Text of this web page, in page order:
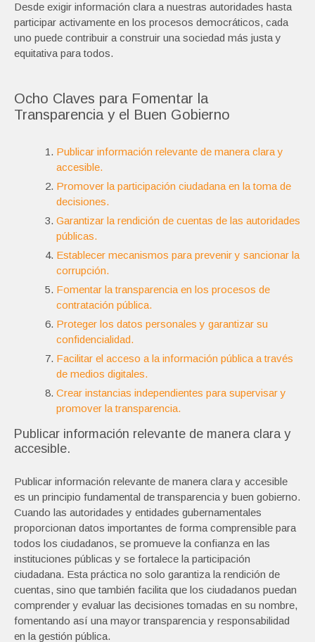
Desde exigir información clara a nuestras autoridades hasta
participar activamente en los procesos democráticos, cada
uno puede contribuir a construir una sociedad más justa y
equitativa para todos.
Ocho Claves para Fomentar la
Transparencia y el Buen Gobierno
Publicar información relevante de manera clara y
accesible.
Promover la participación ciudadana en la toma de
decisiones.
Garantizar la rendición de cuentas de las autoridades
públicas.
Establecer mecanismos para prevenir y sancionar la
corrupción.
Fomentar la transparencia en los procesos de
contratación pública.
Proteger los datos personales y garantizar su
confidencialidad.
Facilitar el acceso a la información pública a través
de medios digitales.
Crear instancias independientes para supervisar y
promover la transparencia.
Publicar información relevante de manera clara y
accesible.
Publicar información relevante de manera clara y accesible
es un principio fundamental de transparencia y buen gobierno.
Cuando las autoridades y entidades gubernamentales
proporcionan datos importantes de forma comprensible para
todos los ciudadanos, se promueve la confianza en las
instituciones públicas y se fortalece la participación
ciudadana. Esta práctica no solo garantiza la rendición de
cuentas, sino que también facilita que los ciudadanos puedan
comprender y evaluar las decisiones tomadas en su nombre,
fomentando así una mayor transparencia y responsabilidad
en la gestión pública.